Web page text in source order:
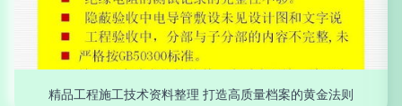
精品工程施工技术资料整理 打造高质量档案的黄金法则